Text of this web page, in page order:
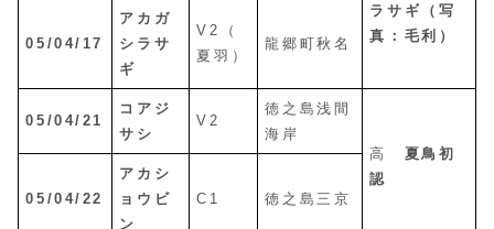
ラサギ（写
真：毛利）
05/04/17
アカガ
シラサ
ギ
V2（
夏羽）
龍郷町秋名
05/04/21
コアジ
サシ
V2
徳之島浅間
海岸
高 夏鳥初
認
05/04/22
アカシ
ョウビ
ン
C1 徳之島三京